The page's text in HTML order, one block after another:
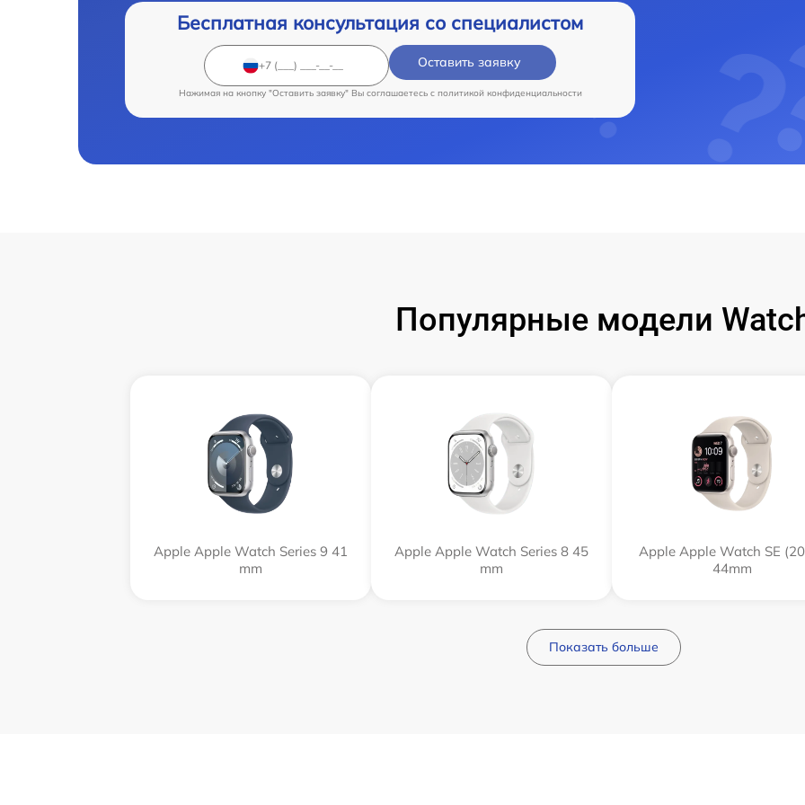
Бесплатная консультация со специалистом
Оставить заявку
Нажимая на кнопку "Оставить заявку" Вы соглашаетесь c политикой конфиденциальности
Популярные модели
Apple Apple Watch Series 9 41
mm
Apple Apple Watch Series 8 45
mm
Apple Apple Watch SE
44mm
Показать больше